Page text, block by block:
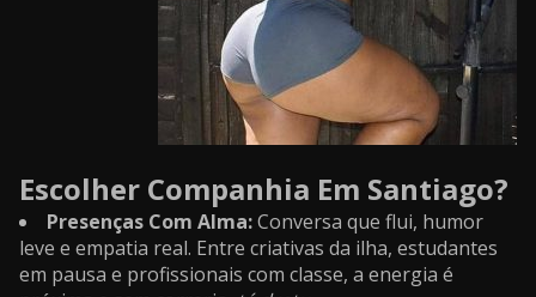
Escolher Companhia Em Santiago?
Presenças Com Alma:Conversa que flui, humor
leve e empatia real. Entre criativas da ilha, estudantes
em pausa e profissionais com classe, a energia é